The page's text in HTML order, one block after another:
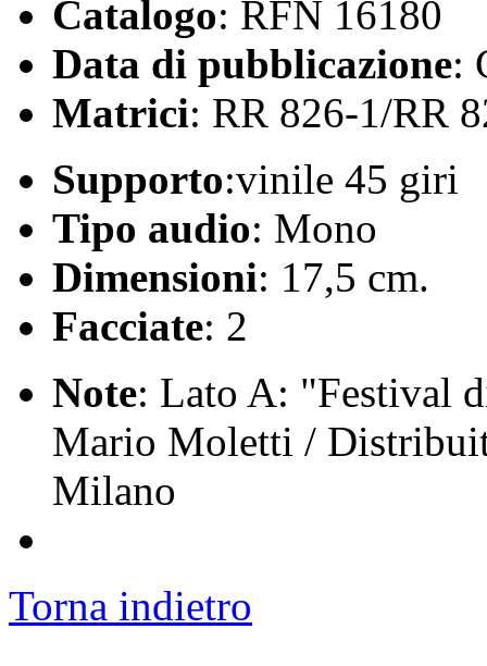
Catalogo: RFN 16180
Data di pubblicazione:
Matrici: RR 826-1/RR
Supporto:vinile 45 giri
Tipo audio: Mono
Dimensioni: 17,5 cm.
Facciate: 2
Note: Lato A: "Festival
Mario Moletti /
Milano
Torna indietro